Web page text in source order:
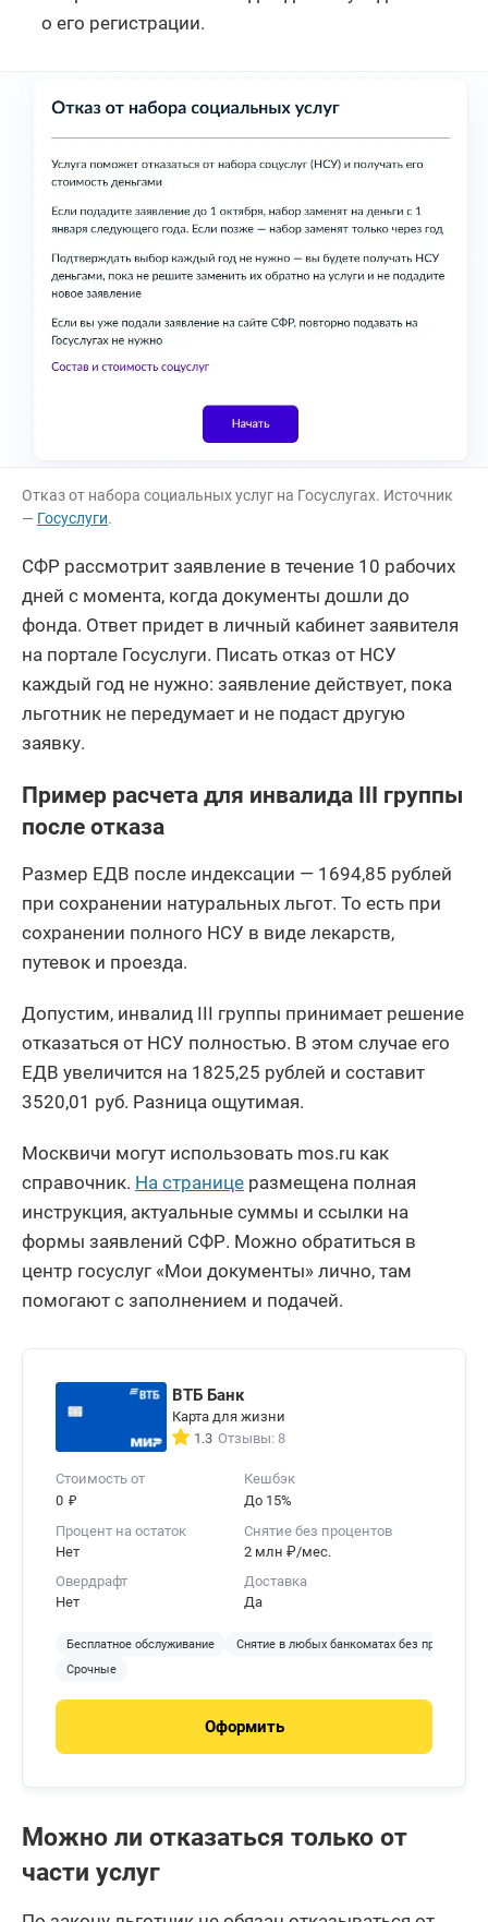
о его регистрации.
Отказ от набора социальных услуг на Госуслугах. Источник
— Госуслуги.
СФР рассмотрит заявление в течение 10 рабочих
дней с момента, когда документы дошли до
фонда. Ответ придет в личный кабинет заявителя
на портале Госуслуги. Писать отказ от НСУ
каждый год не нужно: заявление действует, пока
льготник не передумает и не подаст другую
заявку.
Пример расчета для инвалида III группы
после отказа
Размер ЕДВ после индексации — 1694,85 рублей
при сохранении натуральных льгот. То есть при
сохранении полного НСУ в виде лекарств,
путевок и проезда.
Допустим, инвалид III группы принимает решение
отказаться от НСУ полностью. В этом случае его
ЕДВ увеличится на 1825,25 рублей и составит
3520,01 руб. Разница ощутимая.
Москвичи могут использовать mos.ru как
справочник. На странице размещена полная
инструкция, актуальные суммы и ссылки на
формы заявлений СФР. Можно обратиться в
центр госуслуг «Мои документы» лично, там
помогают с заполнением и подачей.
ВТБ Банк
Карта для жизни
1.3 Отзывы: 8
Стоимость от
0 ₽
Кешбэк
До 15%
Процент на остаток
Нет
Снятие без процентов
2 млн ₽/мес.
Овердрафт
Нет
Доставка
Да
Бесплатное обслуживание
Снятие в любых банкоматах без процентов
Срочные
Оформить
Можно ли отказаться только от
части услуг